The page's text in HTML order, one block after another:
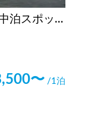
シャワー＆キッチンが使える車中泊スポットBONAPOOL
〜 /1泊